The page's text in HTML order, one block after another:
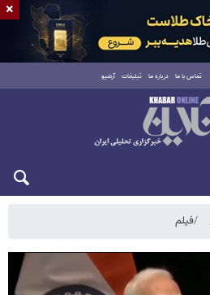
تماس با ما درباره ما تبلیغات آرشیو
فیلم
×